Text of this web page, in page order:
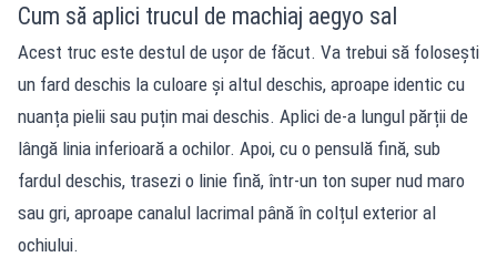
Cum să aplici trucul de machiaj aegyo sal
Acest truc este destul de ușor de făcut. Va trebui să foloseşti
un fard deschis la culoare și altul deschis, aproape identic cu
nuanța pielii sau puțin mai deschis. Aplici de-a lungul părții de
lângă linia inferioară a ochilor. Apoi, cu o pensulă fină, sub
fardul deschis, trasezi o linie fină, într-un ton super nud maro
sau gri, aproape canalul lacrimal până în colțul exterior al
ochiului.